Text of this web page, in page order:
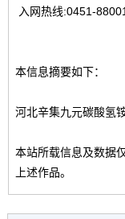
入网热线:0451-
本信息摘要如下：
河北辛集九元碳酸氢
本站所载信息及数据
上述作品。